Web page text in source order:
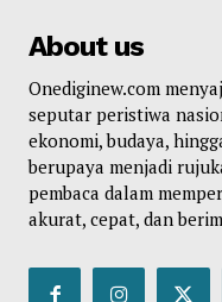
About us
Onediginew.com
seputar peristiwa
ekonomi, budaya,
berupaya menjadi
pembaca dalam
akurat, cepat, dan